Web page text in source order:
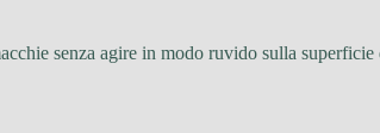
senza agire in modo ruvido sulla